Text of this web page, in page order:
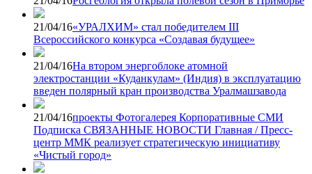
21/04/16«УРАЛХИМ» стал победителем III
Всероссийского конкурса «Создавая будущее»
21/04/16На втором энергоблоке атомной
электростанции «Куданкулам» (Индия) в эксплуатацию
введен полярный кран производства Уралмашзавода
21/04/16проекты Фотогалерея Корпоративные СМИ
Подписка СВЯЗАННЫЕ НОВОСТИ Главная / Пресс-
центр ММК реализует стратегическую инициативу
«Чистый город»